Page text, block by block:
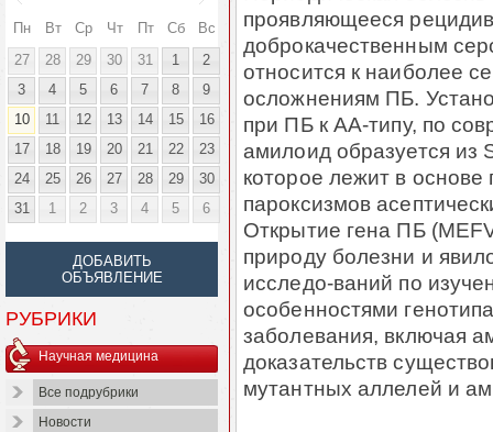
Пн Вт Ср Чт Пт Сб
Вс
27
28 29 30 31 1
2
3
4 5 6 7 8
9
10
11 12 13 14 15
16
17
18 19 20 21 22
23
24
25 26 27 28 29
30
31
1 2 3 4 5 6
ДОБАВИТЬ
ОБЪЯВЛЕНИЕ
РУБРИКИ
Научная медицина
Все подрубрики
Новости
проявляющееся
доброкачественным
относится к наиболее
осложнениям ПБ.
при ПБ к АА-типу, по
амилоид образуется из
которое лежит в
пароксизмов
Открытие гена ПБ
природу болезни и
исследо-ваний по
особенностями
заболевания, включая
доказательств
мутантных аллелей и